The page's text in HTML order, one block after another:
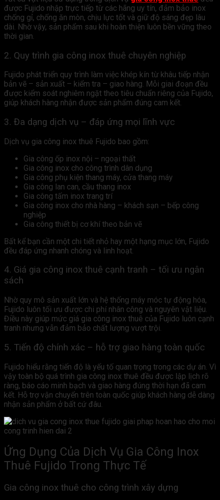
được Fujido nhập trực tiếp từ các hãng uy tín, đảm bảo inox
chống gỉ, chống ăn mòn, chịu lực tốt và giữ độ sáng đẹp lâu
dài. Nhờ vậy, sản phẩm sau khi hoàn thiện luôn bền vững theo
thời gian.
2. Quy trình gia công inox thuê chuyên nghiệp
Fujido phát triển quy trình làm việc khép kín từ khâu tiếp nhận
bản vẽ – sản xuất – kiểm tra – giao hàng. Mỗi giai đoạn đều
được kiểm soát nghiêm ngặt theo tiêu chuẩn riêng của Fujido,
giúp khách hàng nhận được sản phẩm đúng cam kết.
3. Đa dạng dịch vụ – đáp ứng mọi lĩnh vực
Dịch vụ gia công inox thuê Fujido bao gồm:
Gia công ốp inox nội – ngoại thất
Gia công inox cho công trình dân dụng
Gia công phụ kiện thang máy, cửa thang máy
Gia công lan can, cầu thang inox
Gia công tấm inox trang trí
Gia công inox cho nhà hàng – khách sạn – bếp công
nghiệp
Gia công thiết bị cơ khí theo bản vẽ
Bất kể bạn cần một chi tiết nhỏ hay một hạng mục lớn, Fujido
đều đáp ứng nhanh chóng và linh hoạt.
4. Giá gia công inox thuê cạnh tranh – tối ưu ngân
sách
Nhờ quy mô sản xuất lớn và hệ thống máy móc tự động hóa,
Fujido luôn tối ưu được chi phí nhân công và nguyên vật liệu.
Điều này giúp mức giá gia công inox thuê của Fujido luôn cạnh
tranh nhưng vẫn đảm bảo chất lượng vượt trội.
5. Tiến độ chính xác – hỗ trợ giao hàng toàn quốc
Fujido hiểu rằng tiến độ là yếu tố quan trọng trong các dự án. Vì
vậy toàn bộ quá trình gia công inox thuê đều được lập lịch rõ
ràng, báo cáo minh bạch và giao hàng đúng thời hạn đã cam
kết. Hỗ trợ vận chuyển trên toàn quốc giúp khách hàng dễ dàng
nhận sản phẩm ở bất cứ đâu.
Ứng Dụng Của Dịch Vụ Gia Công Inox
Thuê Fujido Trong Thực Tế
Gia công inox thuê cho công trình xây dựng